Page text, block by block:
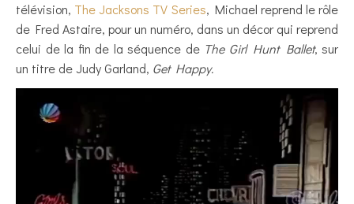
télévision, The Jacksons TV Series, Michael reprend le rôle
de Fred Astaire, pour un numéro, dans un décor qui reprend
celui de la fin de la séquence de The Girl Hunt Ballet, sur
un titre de Judy Garland, Get Happy.